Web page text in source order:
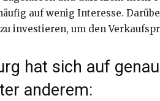
auf wenig Interesse.
investieren, um den
hat sich auf
anderem: